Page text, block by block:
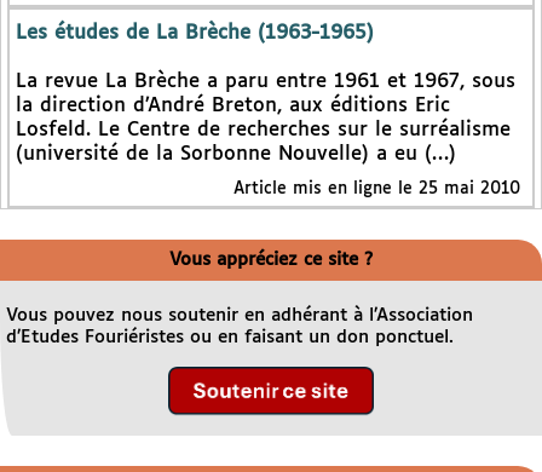
Les études de La Brèche (1963-1965)
La revue La Brèche a paru entre 1961 et 1967, sous
la direction d’André Breton, aux éditions Eric
Losfeld. Le Centre de recherches sur le surréalisme
(université de la Sorbonne Nouvelle) a eu (…)
Article mis en ligne le 25 mai 2010
Vous appréciez ce site ?
Vous pouvez nous soutenir en adhérant à l’Association
d’Etudes Fouriéristes ou en faisant un don ponctuel.